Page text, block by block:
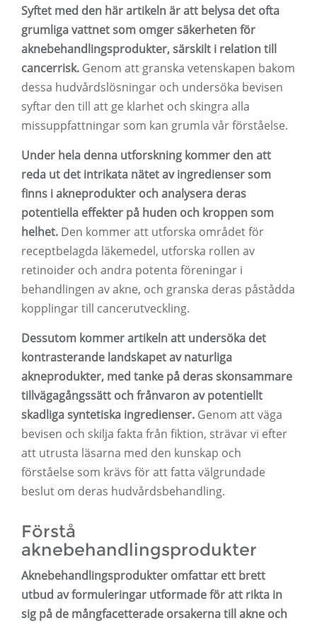
Syftet med den här artikeln är att belysa det ofta
grumliga vattnet som omger säkerheten för
aknebehandlingsprodukter, särskilt i relation till
cancerrisk. Genom att granska vetenskapen bakom
dessa hudvårdslösningar och undersöka bevisen
syftar den till att ge klarhet och skingra alla
missuppfattningar som kan grumla vår förståelse.
Under hela denna utforskning kommer den att
reda ut det intrikata nätet av ingredienser som
finns i akneprodukter och analysera deras
potentiella effekter på huden och kroppen som
helhet. Den kommer att utforska området för
receptbelagda läkemedel, utforska rollen av
retinoider och andra potenta föreningar i
behandlingen av akne, och granska deras påstådda
kopplingar till cancerutveckling.
Dessutom kommer artikeln att undersöka det
kontrasterande landskapet av naturliga
akneprodukter, med tanke på deras skonsammare
tillvägagångssätt och frånvaron av potentiellt
skadliga syntetiska ingredienser. Genom att väga
bevisen och skilja fakta från fiktion, strävar vi efter
att utrusta läsarna med den kunskap och
förståelse som krävs för att fatta välgrundade
beslut om deras hudvårdsbehandling.
Förstå
aknebehandlingsprodukter
Aknebehandlingsprodukter omfattar ett brett
utbud av formuleringar utformade för att rikta in
sig på de mångfacetterade orsakerna till akne och